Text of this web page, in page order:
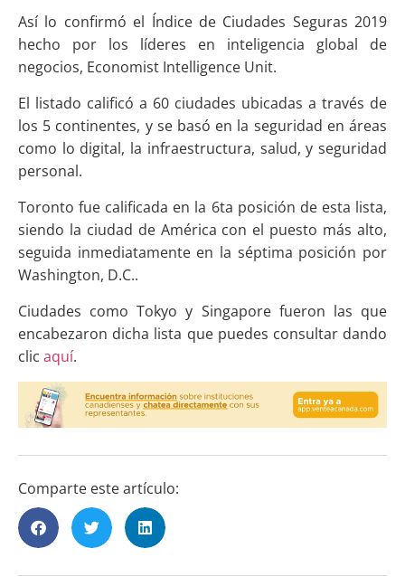
Así lo confirmó el Índice de Ciudades Seguras 2019
hecho por los líderes en inteligencia global de
negocios, Economist Intelligence Unit.
El listado calificó a 60 ciudades ubicadas a través de
los 5 continentes, y se basó en la seguridad en áreas
como lo digital, la infraestructura, salud, y seguridad
personal.
Toronto fue calificada en la 6ta posición de esta lista,
siendo la ciudad de América con el puesto más alto,
seguida inmediatamente en la séptima posición por
Washington, D.C..
Ciudades como Tokyo y Singapore fueron las que
encabezaron dicha lista que puedes consultar dando
clic aquí.
Comparte este artículo: